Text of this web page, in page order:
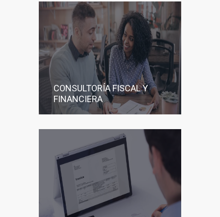
CONSULTORÍA FISCAL Y
FINANCIERA